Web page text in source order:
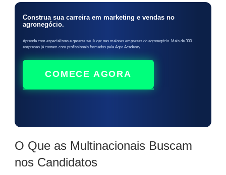
Construa sua carreira em marketing e vendas no
agronegócio.
Aprenda com especialistas e garanta seu lugar nas maiores empresas do agronegócio. Mais de 300
empresas já contam com profissionais formados pela Agro Academy.
COMECE AGORA
O Que as Multinacionais Buscam
nos Candidatos